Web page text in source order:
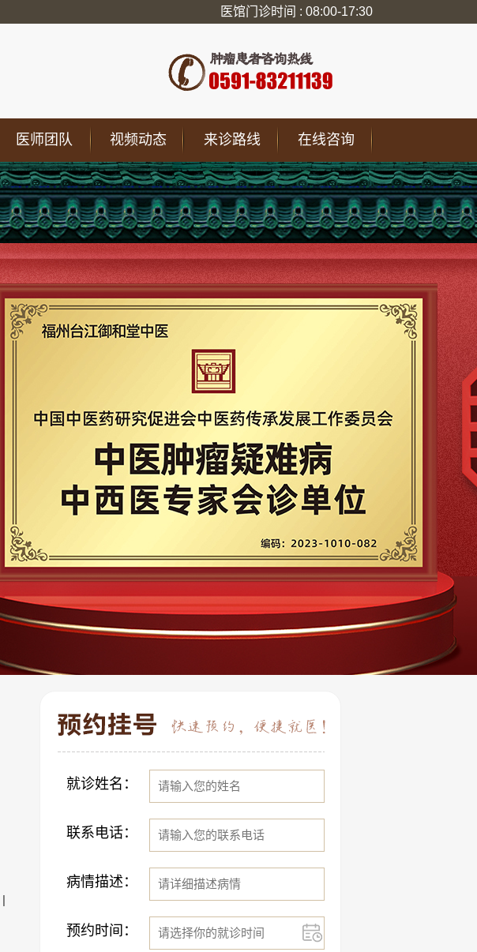
医馆门诊时间 : 08:00-17:30
在线咨询
来诊路线
视频动态
医师团队
|
就诊姓名：
联系电话：
病情描述：
预约时间：